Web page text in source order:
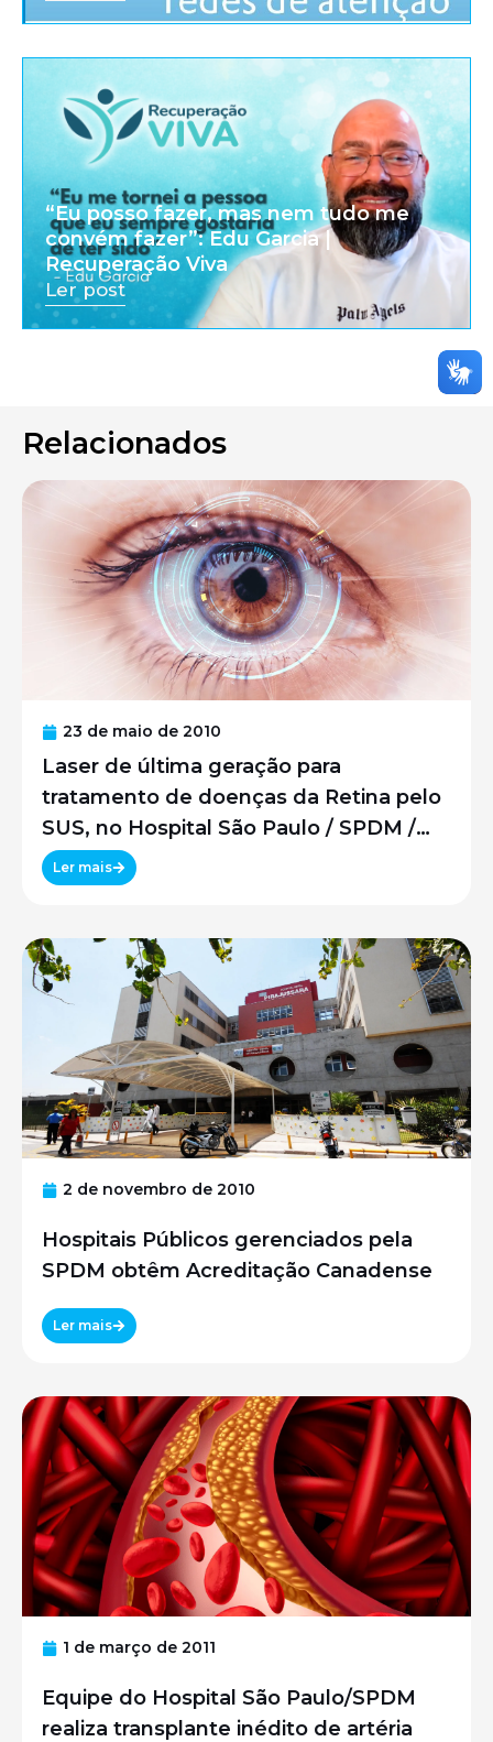
“Eu posso fazer, mas nem tudo me
convém fazer”: Edu Garcia |
Recuperação Viva
Ler post
Relacionados
23 de maio de 2010
Laser de última geração para
tratamento de doenças da Retina pelo
SUS, no Hospital São Paulo / SPDM /
UNIFESP
Ler mais
2 de novembro de 2010
Hospitais Públicos gerenciados pela
SPDM obtêm Acreditação Canadense
Ler mais
1 de março de 2011
Equipe do Hospital São Paulo/SPDM
realiza transplante inédito de artéria